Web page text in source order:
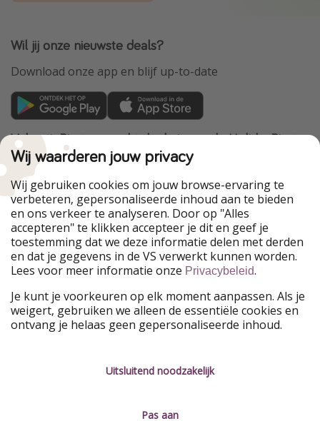
Wil jij onze nieuwste deals?
Download onze app en blijf up-to-date
VakantiePiraten maakt deel uit van de HolidayPirates
Group
Onze markten
PiratinViaggio
HolidayPirates
WakacyjniPiraci
VoyagesPirates
Ferienpiraten
Urlaubspiraten
Urlaubspiraten
ViajerosPiratas
TravelPirates
HolidayPirates Group
Leer ons kennen Juridisch
Wij waarderen jouw privacy
Wij gebruiken cookies om jouw browse-ervaring te
verbeteren, gepersonaliseerde inhoud aan te bieden
en ons verkeer te analyseren. Door op "Alles
accepteren" te klikken accepteer je dit en geef je
toestemming dat we deze informatie delen met derden
en dat je gegevens in de VS verwerkt kunnen worden.
Lees voor meer informatie onze Privacybeleid.
Je kunt je voorkeuren op elk moment aanpassen. Als je
weigert, gebruiken we alleen de essentiële cookies en
ontvang je helaas geen gepersonaliseerde inhoud.
Uitsluitend noodzakelijk
Pas aan